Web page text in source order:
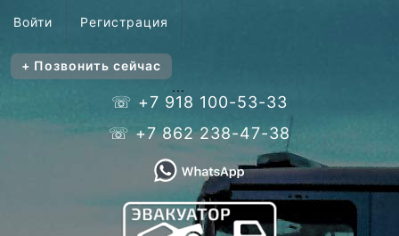
Войти Регистрация
+ Позвонить сейчас
...
☏ +7 918 100-53-33
☏ +7 862 238-47-38